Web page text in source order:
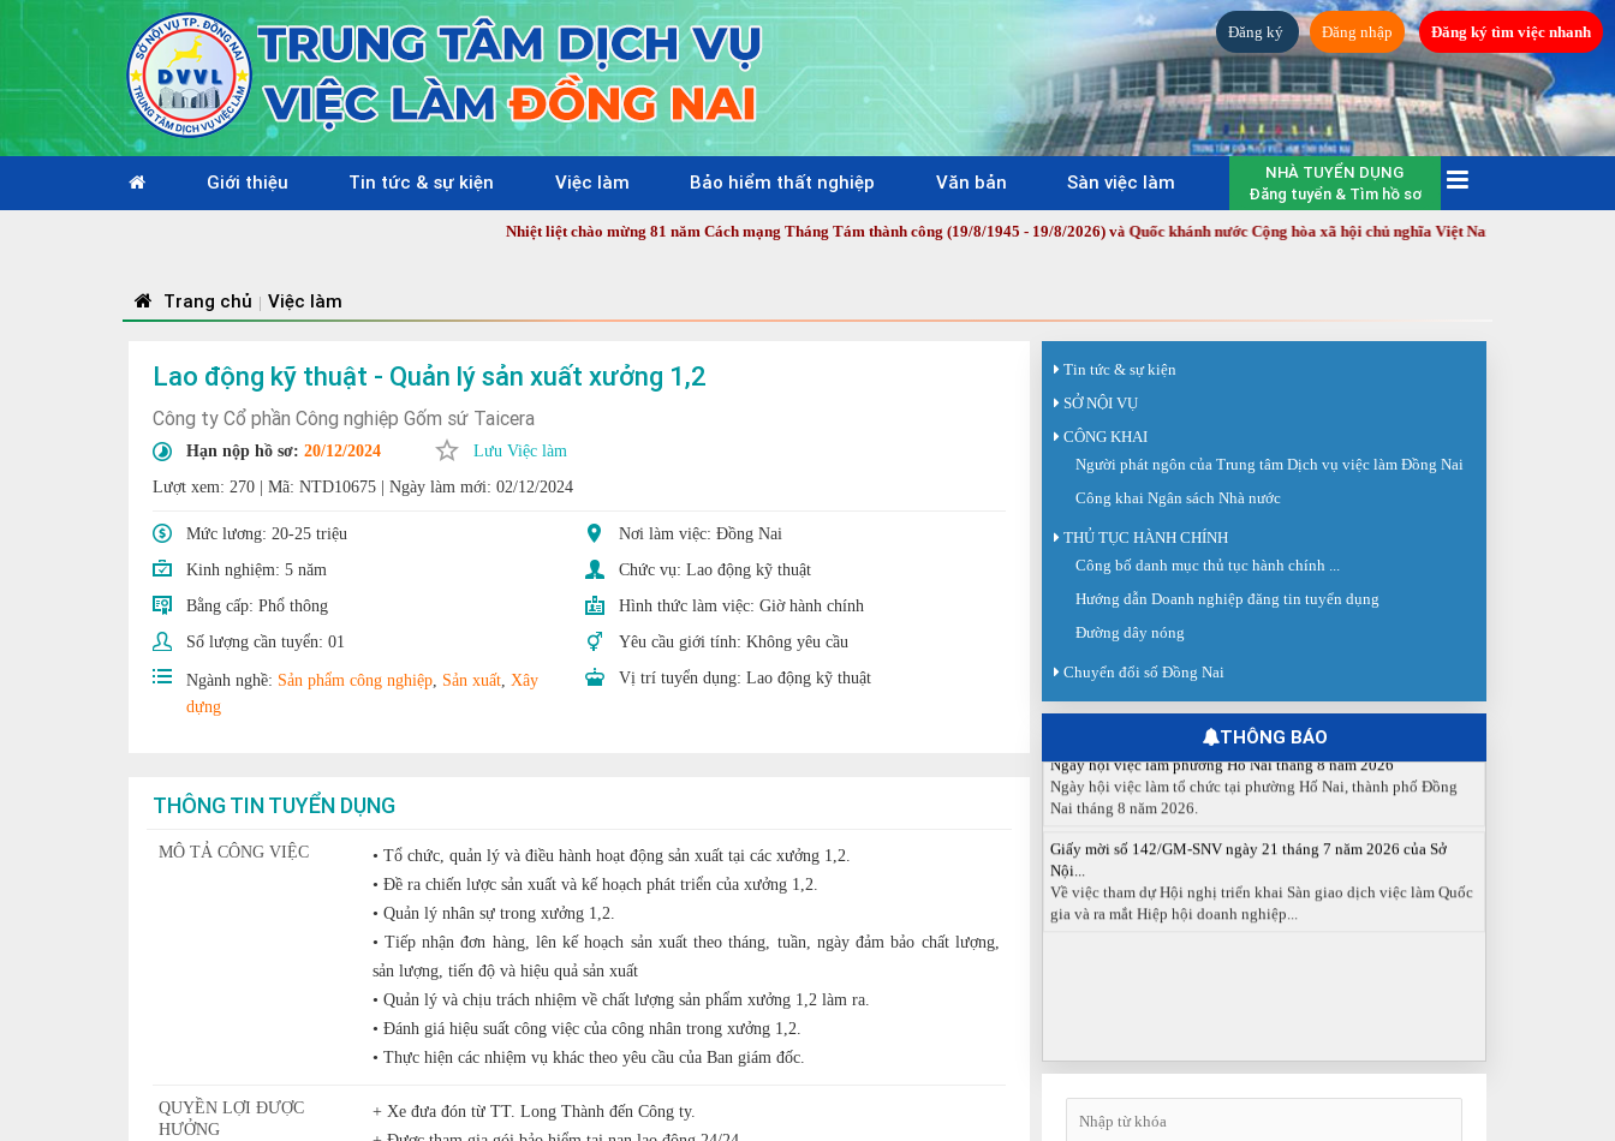
Đăng ký Đăng nhập Đăng ký tìm việc nhanh
Giới thiệu Tin tức & sự kiện Việc làm Bảo hiểm thất nghiệp Văn bản Sàn việc làm
NHÀ TUYỂN DỤNG
Đăng tuyển & Tìm hồ sơ
Nhiệt liệt chào mừng 81 năm Cách mạng Tháng Tám thành công (19/8/1945 - 19/8/2026) và Quốc khánh nước Cộng hòa xã hội chủ nghĩa Việt Nam (2/9/1945 - 2/9/2026)!
Trang chủ | Việc làm
Lao động kỹ thuật - Quản lý sản xuất xưởng 1,2
Công ty Cổ phần Công nghiệp Gốm sứ Taicera
Hạn nộp hồ sơ: 20/12/2024
Lưu Việc làm
Lượt xem: 270
Mã: NTD10675 Ngày làm mới: 02/12/2024
Mức lương: 20-25 triệu
Nơi làm việc: Đồng Nai
Kinh nghiệm: 5 năm Chức vụ: Lao động kỹ thuật
Bằng cấp: Phổ thông Hình thức làm việc: Giờ hành chính
Số lượng cần tuyển: 01 Yêu cầu giới tính: Không yêu cầu
Ngành nghề: Sản phẩm công nghiệp, Sản xuất, Xây
dựng
Vị trí tuyển dụng: Lao động kỹ thuật
THÔNG TIN TUYỂN DỤNG
MÔ TẢ CÔNG VIỆC
• Tổ chức, quản lý và điều hành hoạt động sản xuất tại các xưởng 1,2.
• Đề ra chiến lược sản xuất và kế hoạch phát triển của xưởng 1,2.
• Quản lý nhân sự trong xưởng 1,2.
• Tiếp nhận đơn hàng, lên kế hoạch sản xuất theo tháng, tuần, ngày đảm bảo chất lượng,
sản lượng, tiến độ và hiệu quả sản xuất
• Quản lý và chịu trách nhiệm về chất lượng sản phẩm xưởng 1,2 làm ra.
• Đánh giá hiệu suất công việc của công nhân trong xưởng 1,2.
• Thực hiện các nhiệm vụ khác theo yêu cầu của Ban giám đốc.
QUYỀN LỢI ĐƯỢC
HƯỞNG
+ Xe đưa đón từ TT. Long Thành đến Công ty.
Tin tức & sự kiện
SỞ NỘI VỤ
CÔNG KHAI
Người phát ngôn của Trung tâm Dịch vụ việc làm Đồng Nai
Công khai Ngân sách Nhà nước
THỦ TỤC HÀNH CHÍNH
Công bố danh mục thủ tục hành chính ...
Hướng dẫn Doanh nghiệp đăng tin tuyển dụng
Đường dây nóng
Chuyển đổi số Đồng Nai
THÔNG BÁO
Sàn giao dịch việc làm lần thứ 08 năm 2026: Hơn 4.300 cơ hội...
Sáng ngày 03/8/2026, Trung tâm Dịch vụ việc làm Đồng Nai tổ
chức Sàn giao dịch việc làm lần thứ 08...
Báo cáo số 141/BC-TTDVVL của Trung tâm Dịch vụ việc làm
Báo cáo kết quả tổ chức Sàn giao dịch việc làm lần thứ 08/2026
ngày 03 tháng 08 năm 2026.
Ngày hội việc làm phường Hố Nai tháng 8 năm 2026
Ngày hội việc làm tổ chức tại phường Hố Nai, thành phố Đồng
Nai tháng 8 năm 2026.
Giấy mời số 142/GM-SNV ngày 21 tháng 7 năm 2026 của Sở
Nội...
Về việc tham dự Hội nghị triển khai Sàn giao dịch việc làm Quốc
gia và ra mắt Hiệp hội doanh nghiệp...